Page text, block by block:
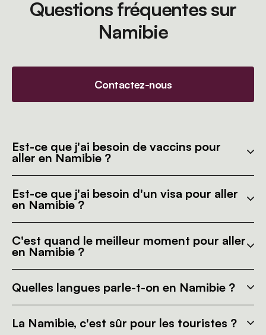
Questions fréquentes sur
Namibie
Contactez-nous
Est-ce que j'ai besoin de vaccins pour
aller en Namibie ?
Est-ce que j'ai besoin d'un visa pour aller
en Namibie ?
C'est quand le meilleur moment pour aller
en Namibie ?
Quelles langues parle-t-on en Namibie ?
La Namibie, c'est sûr pour les touristes ?